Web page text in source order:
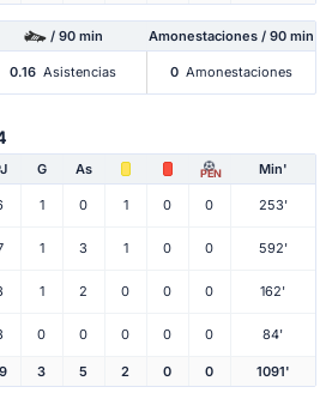
/ 90 min Amonestaciones / 90 min
0.16 Asistencias 0 Amonestaciones
G As PEN
Min'
1 0 1 0 0 253'
1 3 1 0 0 592'
1 2 0 0 0 162'
0 0 0 0 0 84'
3 5 2 0 0 1091'